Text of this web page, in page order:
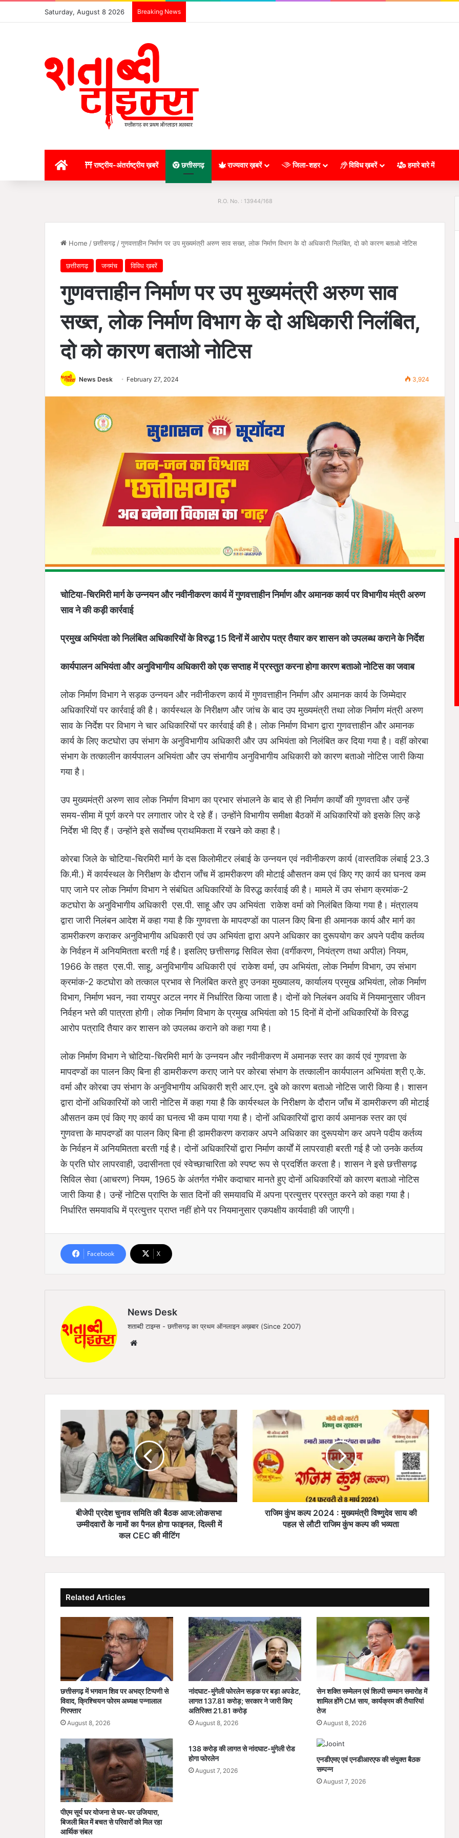
Saturday, August 8 2026 Breaking News
राष्ट्रीय-अंतर्राष्ट्रीय ख़बरें छत्तीसगढ़ राज्यवार ख़बरें जिला-शहर विविध ख़बरें हमारे बारे में
R.O. No. : 13944/168
Home /छत्तीसगढ़ /गुणवत्ताहीन निर्माण पर उप मुख्यमंत्री अरुण साव सख्त, लोक निर्माण विभाग के दो अधिकारी निलंबित, दो को कारण बताओ नोटिस
छत्तीसगढ़ जनमंच विविध ख़बरें
गुणवत्ताहीन निर्माण पर उप मुख्यमंत्री अरुण साव
सख्त, लोक निर्माण विभाग के दो अधिकारी निलंबित,
दो को कारण बताओ नोटिस
News Desk February 27, 2024 3,924
चोटिया-चिरमिरी मार्ग के उन्नयन और नवीनीकरण कार्य में गुणवत्ताहीन निर्माण और अमानक कार्य पर विभागीय मंत्री अरुण
साव ने की कड़ी कार्रवाई
प्रमुख अभियंता को निलंबित अधिकारियों के विरुद्ध 15 दिनों में आरोप पत्र तैयार कर शासन को उपलब्ध कराने के निर्देश
कार्यपालन अभियंता और अनुविभागीय अधिकारी को एक सप्ताह में प्रस्तुत करना होगा कारण बताओ नोटिस का जवाब
लोक निर्माण विभाग ने सड़क उन्नयन और नवीनीकरण कार्य में गुणवत्ताहीन निर्माण और अमानक कार्य के जिम्मेदार
अधिकारियों पर कार्रवाई की है। कार्यस्थल के निरीक्षण और जांच के बाद उप मुख्यमंत्री तथा लोक निर्माण मंत्री अरुण
साव के निर्देश पर विभाग ने चार अधिकारियों पर कार्रवाई की है। लोक निर्माण विभाग द्वारा गुणवत्ताहीन और अमानक
कार्य के लिए कटघोरा उप संभाग के अनुविभागीय अधिकारी और उप अभियंता को निलंबित कर दिया गया है। वहीं कोरबा
संभाग के तत्कालीन कार्यपालन अभियंता और उप संभागीय अनुविभागीय अधिकारी को कारण बताओ नोटिस जारी किया
गया है।
उप मुख्यमंत्री अरुण साव लोक निर्माण विभाग का प्रभार संभालने के बाद से ही निर्माण कार्यों की गुणवत्ता और उन्हें
समय-सीमा में पूर्ण करने पर लगातार जोर दे रहे हैं। उन्होंने विभागीय समीक्षा बैठकों में अधिकारियों को इसके लिए कड़े
निर्देश भी दिए हैं। उन्होंने इसे सर्वाेच्च प्राथमिकता में रखने को कहा है।
कोरबा जिले के चोटिया-चिरमिरी मार्ग के दस किलोमीटर लंबाई के उन्नयन एवं नवीनीकरण कार्य (वास्तविक लंबाई 23.3
कि.मी.) में कार्यस्थल के निरीक्षण के दौरान जाँच में डामरीकरण की मोटाई औसतन कम एवं किए गए कार्य का घनत्व कम
पाए जाने पर लोक निर्माण विभाग ने संबंधित अधिकारियों के विरुद्ध कार्रवाई की है। मामले में उप संभाग क्रमांक-2
कटघोरा के अनुविभागीय अधिकारी एस.पी. साहू और उप अभियंता राकेश वर्मा को निलंबित किया गया है। मंत्रालय
द्वारा जारी निलंबन आदेश में कहा गया है कि गुणवत्ता के मापदण्डों का पालन किए बिना ही अमानक कार्य और मार्ग का
डामरीकरण कराकर अनुविभागीय अधिकारी एवं उप अभियंता द्वारा अपने अधिकार का दुरूपयोग कर अपने पदीय कर्तव्य
के निर्वहन में अनियमितता बरती गई है। इसलिए छत्तीसगढ़ सिविल सेवा (वर्गीकरण, नियंत्रण तथा अपील) नियम,
1966 के तहत एस.पी. साहू, अनुविभागीय अधिकारी एवं राकेश वर्मा, उप अभियंता, लोक निर्माण विभाग, उप संभाग
क्रमांक-2 कटघोरा को तत्काल प्रभाव से निलंबित करते हुए उनका मुख्यालय, कार्यालय प्रमुख अभियंता, लोक निर्माण
विभाग, निर्माण भवन, नवा रायपुर अटल नगर में निर्धारित किया जाता है। दोनों को निलंबन अवधि में नियमानुसार जीवन
निर्वहन भत्ते की पात्रता होगी। लोक निर्माण विभाग के प्रमुख अभियंता को 15 दिनों में दोनों अधिकारियों के विरुद्ध
आरोप पत्रादि तैयार कर शासन को उपलब्ध कराने को कहा गया है।
लोक निर्माण विभाग ने चोटिया-चिरमिरी मार्ग के उन्नयन और नवीनीकरण में अमानक स्तर का कार्य एवं गुणवत्ता के
मापदण्डों का पालन किए बिना ही डामरीकरण कराए जाने पर कोरबा संभाग के तत्कालीन कार्यपालन अभियंता श्री ए.के.
वर्मा और कोरबा उप संभाग के अनुविभागीय अधिकारी श्री आर.एन. दुबे को कारण बताओ नोटिस जारी किया है। शासन
द्वारा दोनों अधिकारियों को जारी नोटिस में कहा गया है कि कार्यस्थल के निरीक्षण के दौरान जाँच में डामरीकरण की मोटाई
औसतन कम एवं किए गए कार्य का घनत्व भी कम पाया गया है। दोनों अधिकारियों द्वारा कार्य अमानक स्तर का एवं
गुणवत्ता के मापदण्डों का पालन किए बिना ही डामरीकरण कराकर अपने अधिकार का दुरूपयोग कर अपने पदीय कर्तव्य
के निर्वहन में अनियमितता बरती गई है। दोनों अधिकारियों द्वारा निर्माण कार्यों में लापरवाही बरती गई है जो उनके कर्तव्य
के प्रति घोर लापरवाही, उदासीनता एवं स्वेच्छाचारिता को स्पष्ट रूप से प्रदर्शित करता है। शासन ने इसे छत्तीसगढ़
सिविल सेवा (आचरण) नियम, 1965 के अंतर्गत गंभीर कदाचार मानते हुए दोनों अधिकारियों को कारण बताओ नोटिस
जारी किया है। उन्हें नोटिस प्राप्ति के सात दिनों की समयावधि में अपना प्रत्युत्तर प्रस्तुत करने को कहा गया है।
निर्धारित समयावधि में प्रत्युत्तर प्राप्त नहीं होने पर नियमानुसार एकपक्षीय कार्यवाही की जाएगी।
Facebook X
News Desk
शताब्दी टाइम्स - छत्तीसगढ़ का प्रथम ऑनलाइन अख़बार (Since 2007)
जे
पी
प्र
दे
श
चु
ना
व
बै
आ
:
लो
वा
रों
ना
मों
का
पै
न
ल
हो
गा
फा
इ
न
बीजेपी प्रदेश चुनाव समिति की बैठक आज:लोकसभा
उम्मीदवारों के नामों का पैनल होगा फाइनल, दिल्ली में
कल CEC की मीटिंग
रा
भ
क
ल्प
0
ख्य
वि
दे
व
सा
की
प
ह
से
लौ
म
राजिम कुंभ कल्प 2024 : मुख्यमंत्री विष्णुदेव साय की
पहल से लौटी राजिम कुंभ कल्प की भव्यता
Related Articles
छत्तीसगढ़ में भगवान शिव पर अभद्र टिप्पणी से
विवाद, क्रिश्चियन फोरम अध्यक्ष पन्नालाल
गिरफ्तार
August 8, 2026
नांदघाट-मुंगेली फोरलेन सड़क पर बड़ा अपडेट,
लागत 137.81 करोड़; सरकार ने जारी किए
अतिरिक्त 21.81 करोड़
August 8, 2026
सेन शक्ति सम्मेलन एवं शिल्पी सम्मान समारोह में
शामिल होंगे CM साय, कार्यक्रम की तैयारियां
तेज
August 8, 2026
पीएम सूर्य घर योजना से घर-घर उजियारा,
बिजली बिल में बचत से परिवारों को मिल रहा
आर्थिक संबल
138 करोड़ की लागत से नांदघाट-मुंगेली रोड
होगा फोरलेन
August 7, 2026
एनडीएमए एवं एनडीआरएफ की संयुक्त बैठक
सम्पन्न
August 7, 2026